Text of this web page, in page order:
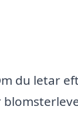
du letar